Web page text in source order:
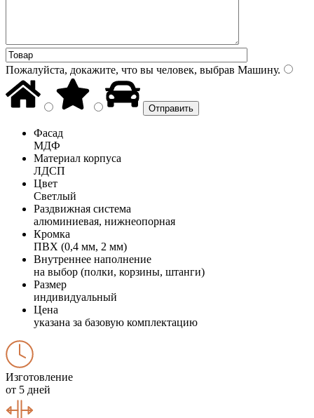
Пожалуйста, докажите, что вы человек, выбрав Машину.
Фасад
МДФ
Материал корпуса
ЛДСП
Цвет
Светлый
Раздвижная система
алюминиевая, нижнеопорная
Кромка
ПВХ (0,4 мм, 2 мм)
Внутреннее наполнение
на выбор (полки, корзины, штанги)
Размер
индивидуальный
Цена
указана за базовую комплектацию
Изготовление
от 5 дней